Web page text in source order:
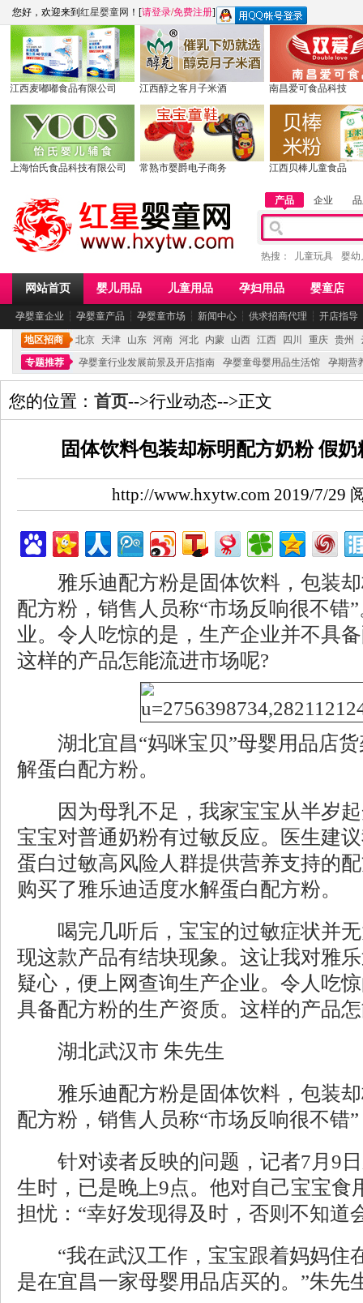
您好，欢迎来到 红星婴童网 ！[请登录/免费注册]
江西麦嘟嘟食品有限公司 江西醇之客月子米酒 南昌爱可食品科技
上海怡氏食品科技有限公司 常熟市婴爵电子商务 江西贝棒儿童食品
产品 企业
热搜： 儿童玩具 婴幼
网站首页 婴儿用品 儿童用品 孕妇用品 婴童店
孕婴童企业 ┆ 孕婴童产品 ┆ 孕婴童市场 ┆ 新闻中心 ┆ 供求招商代理 ┆ 开店指导
地区招商 北京 天津 山东 河南 河北 内蒙 山西 江西 四川 重庆 贵州
专题推荐
孕婴童行业发展前景及开店指南 孕婴童母婴用品生活馆 孕期营
您的位置： 首页-->行业动态-->正文
固体饮料包装却标明配方奶粉 假
http://www.hxytw.com 2019/7/29
雅乐迪配方粉是固体饮料，包装却
配方粉，销售人员称“市场反响很不错
业。令人吃惊的是，生产企业并不具
这样的产品怎能流进市场呢?
湖北宜昌“妈咪宝贝”母婴用品店货
解蛋白配方粉。
因为母乳不足，我家宝宝从半岁起
宝宝对普通奶粉有过敏反应。医生建
蛋白过敏高风险人群提供营养支持的
购买了雅乐迪适度水解蛋白配方粉。
喝完几听后，宝宝的过敏症状并无
现这款产品有结块现象。这让我对雅
疑心，便上网查询生产企业。令人吃
具备配方粉的生产资质。这样的产品
湖北武汉市 朱先生
雅乐迪配方粉是固体饮料，包装却
配方粉，销售人员称“市场反响很不错”
针对读者反映的问题，记者7月9日
生时，已是晚上9点。他对自己宝宝食
担忧：“幸好发现得及时，否则不知道
“我在武汉工作，宝宝跟着妈妈住
是在宜昌一家母婴用品店买的。”朱先